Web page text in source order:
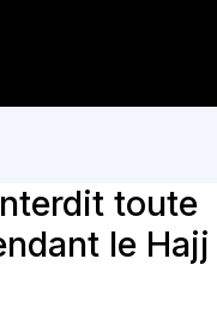
toute
le Hajj